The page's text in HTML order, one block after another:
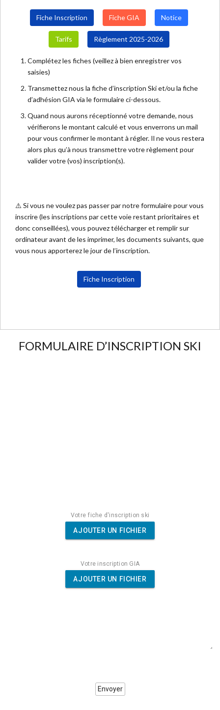
Fiche Inscription Fiche GIA Notice
Tarifs Règlement 2025-2026
Complétez les fiches (veillez à bien enregistrer vos
saisies)
Transmettez nous la fiche d’inscription Ski et/ou la fiche
d’adhésion GIA via le formulaire ci-dessous.
Quand nous aurons réceptionné votre demande, nous
vérifierons le montant calculé et vous enverrons un mail
pour vous confirmer le montant à régler. Il ne vous restera
alors plus qu’à nous transmettre votre règlement pour
valider votre (vos) inscription(s).
⚠️ Si vous ne voulez pas passer par notre formulaire pour vous
inscrire (les inscriptions par cette voie restant prioritaires et
donc conseillées), vous pouvez télécharger et remplir sur
ordinateur avant de les imprimer, les documents suivants, que
vous nous apporterez le jour de l’inscription.
Fiche Inscription
FORMULAIRE D’INSCRIPTION SKI
Votre fiche d'inscription ski
AJOUTER UN FICHIER
Votre inscription GIA
AJOUTER UN FICHIER